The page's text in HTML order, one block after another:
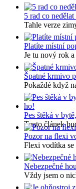
5 rad co
Tahle verze
Platíte místní
Je tu nový rok
Špatné krmivo
Pokaždé když
Pes štěká v
Tento článek
Pozor na flexi
Flexi vodítka se
Nebezpečné
Vždy jsem o